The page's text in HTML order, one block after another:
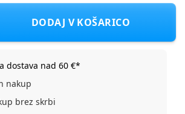
DR DEA0713NM F Modra 74
DODAJ V KOŠARICO
dostava nad 60 €*
nakup
brez skrbi